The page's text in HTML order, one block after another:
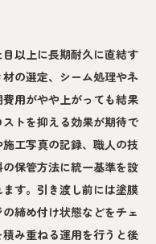
以上に長期耐久に直結す
の選定、シーム処理やネ
用がやや上がっても結果
トを抑える効果が期待で
工写真の記録、職人の技
保管方法に統一基準を設
す。引き渡し前には塗膜
締め付け状態などをチェ
み重ねる運用を行うと後